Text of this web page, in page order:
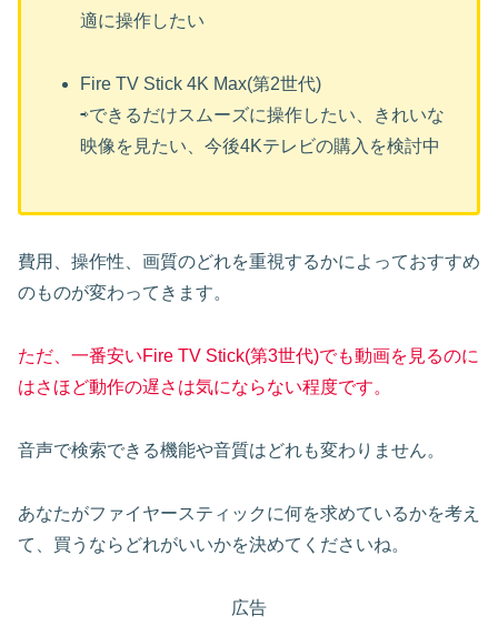
適に操作したい
Fire TV Stick 4K Max(第2世代)
⇨できるだけスムーズに操作したい、きれいな
映像を見たい、今後4Kテレビの購入を検討中
費用、操作性、画質のどれを重視するかによっておすすめ
のものが変わってきます。
ただ、一番安いFire TV Stick(第3世代)でも動画を見るのに
はさほど動作の遅さは気にならない程度です。
音声で検索できる機能や音質はどれも変わりません。
あなたがファイヤースティックに何を求めているかを考え
て、買うならどれがいいかを決めてくださいね。
広告